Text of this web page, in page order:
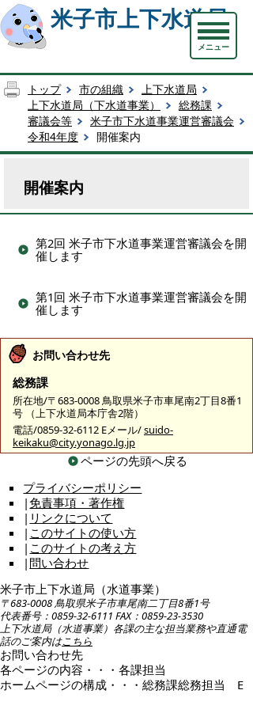
米子市上下水道局
メニュー
トップ 市の組織
上下水道局
上下水道局（下水道事業）
総務課
審議会等
米子市下水道事業運営審議会
令和4年度
開催案内
開催案内
第2回 米子市下水道事業運営審議会を開
催します
第1回 米子市下水道事業運営審議会を開
催します
お問い合わせ先
総務課
所在地/〒683-0008 鳥取県米子市車尾南2丁目8番1
号 （上下水道局本庁舎2階）
電話/0859-32-6112 Eメール/suido-
keikaku@city.yonago.lg.jp
ページの先頭へ戻る
プライバシーポリシー
|免責事項・著作権
| リンクについて
| このサイトの使い方
| このサイトの考え方
| 問い合わせ
米子市上下水道局（水道事業）
〒683-0008 鳥取県米子市車尾南二丁目8番1号
代表番号：0859-32-6111 FAX：0859-23-3530
上下水道局（水道事業）各課の主な担当業務や直通電
話のご案内はこちら
お問い合わせ先
各ページの内容・・・各課担当
ホームページの構成・・・総務課総務担当 E